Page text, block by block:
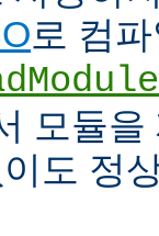
로 컴
모듈
도 정